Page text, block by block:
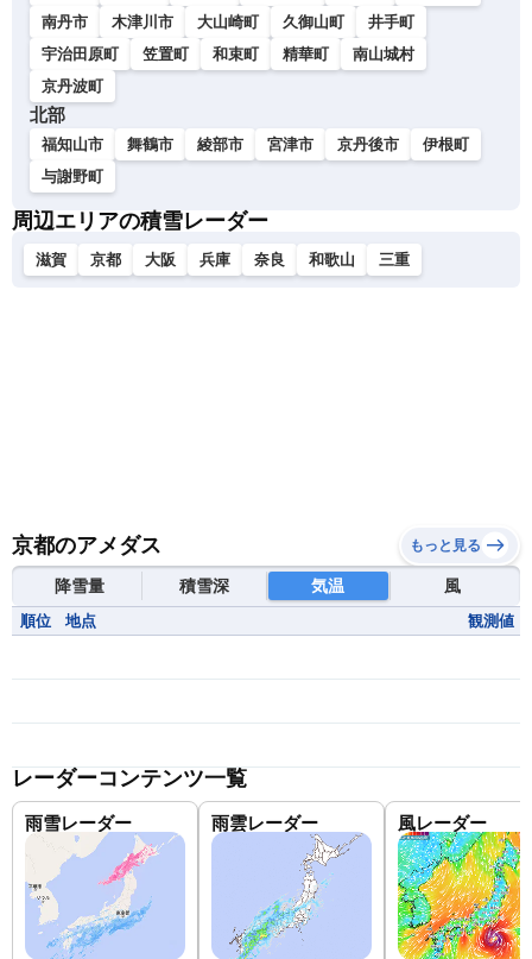
南丹市
木津川市 大山崎町 久御山町
井手町
宇治田原町
笠置町 和束町 精華町
南山城村
京丹波町
北部
福知山市 舞鶴市 綾部市 宮津市 京丹後市
伊根町
与謝野町
周辺エリアの積雪レーダー
滋賀 京都 大阪 兵庫 奈良 和歌山 三重
京都のアメダス もっと見る
降雪量 積雪深 気温 風
順位 地点 観測値
レーダーコンテンツ一覧
雨雪レーダー 雨雲レーダー 風レーダー